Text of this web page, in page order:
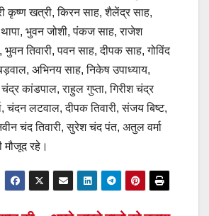
कृष्ण खत्री, किरन साह, शैलेंद्र साह,
थापा, भुवन जोशी, पंकज साह, राजेश
तिवारी, पवन साह, दीपक साह, गोविंद
अभिनय साह, निकेष उपाध्याय,
कांडपाल, राहुल गुप्ता, गिरीश चंद्र
चंदन लटवाल, दीपक तिवारी, संजय बिष्ट,
चंद तिवारी, सुरेश चंद पंत, अतुल वर्मा
मौजूद रहे।